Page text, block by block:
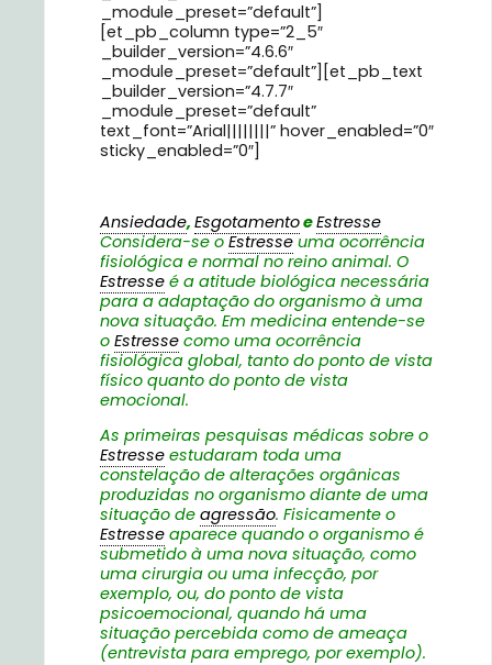
_module_preset=”default”]
[et_pb_column type=”2_5″
_builder_version=”4.6.6″
_module_preset=”default”][et_pb_text
_builder_version=”4.7.7″
_module_preset=”default”
text_font=”Arial||||||||” hover_enabled=”0″
sticky_enabled=”0″]
Ansiedade,EsgotamentoeEstresse
Considera-se oEstresseuma ocorrência
fisiológica e normal no reino animal. O
Estresse é a atitude biológica necessária
para a adaptação do organismo à uma
nova situação. Em medicina entende-se
o Estresse como uma ocorrência
fisiológica global, tanto do ponto de vista
físico quanto do ponto de vista
emocional.
As primeiras pesquisas médicas sobre o
Estresse estudaram toda uma
constelação de alterações orgânicas
produzidas no organismo diante de uma
situação de agressão. Fisicamente o
Estresse aparece quando o organismo é
submetido à uma nova situação, como
uma cirurgia ou uma infecção, por
exemplo, ou, do ponto de vista
psicoemocional, quando há uma
situação percebida como de ameaça
(entrevista para emprego, por exemplo).